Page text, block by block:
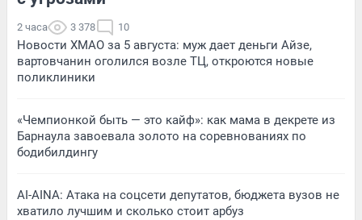
2 часа 3 378 10
Новости ХМАО за 5 августа: муж дает деньги Айзе,
вартовчанин оголился возле ТЦ, откроются новые
поликлиники
«Чемпионкой быть — это кайф»: как мама в декрете из
Барнаула завоевала золото на соревнованиях по
бодибилдингу
AI-AINA: Атака на соцсети депутатов, бюджета вузов не
хватило лучшим и сколько стоит арбуз